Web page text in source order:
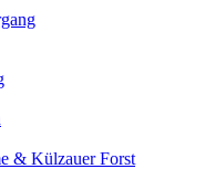
& Külzauer Forst